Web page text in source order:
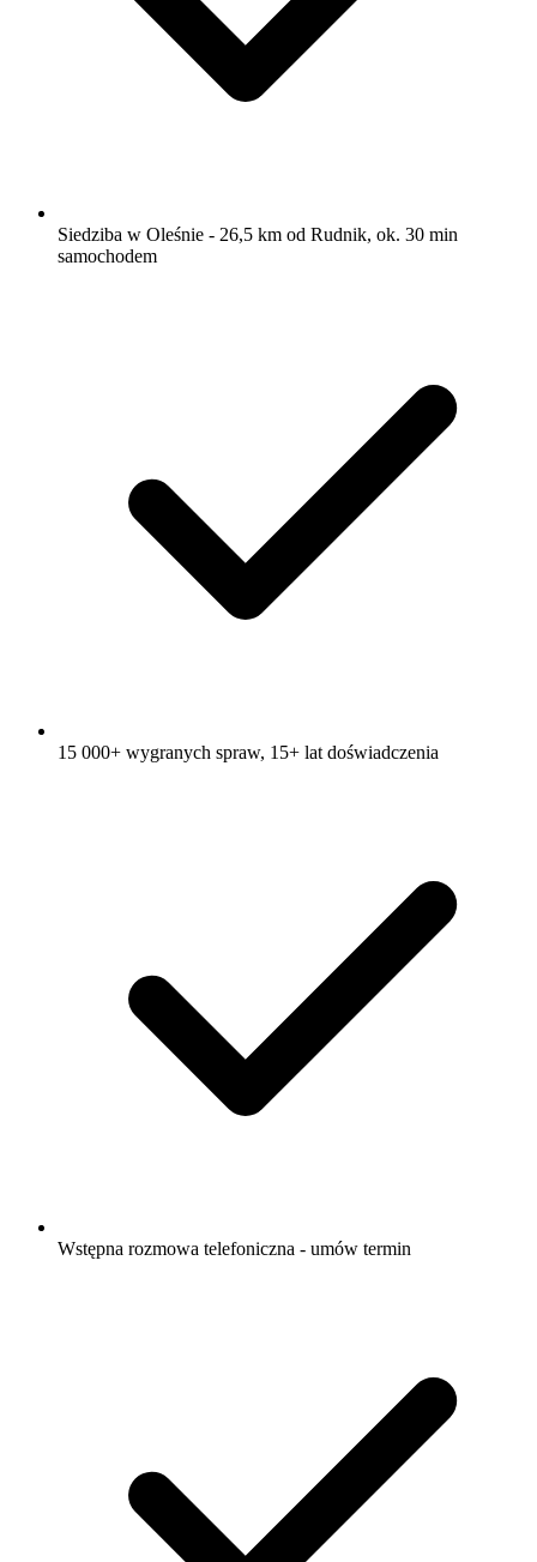
Siedziba w Oleśnie - 26,5 km od Rudnik, ok. 30 min
samochodem
15 000+ wygranych spraw, 15+ lat doświadczenia
Wstępna rozmowa telefoniczna - umów termin